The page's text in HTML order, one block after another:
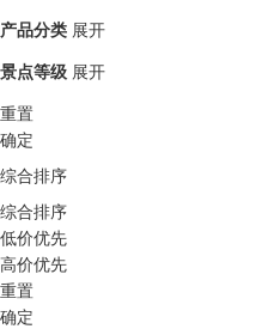
产品分类 展开
景点等级 展开
重置
确定
综合排序
综合排序
低价优先
高价优先
重置
确定